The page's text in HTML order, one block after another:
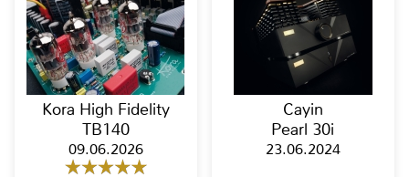
Kora High Fidelity
TB140
09.06.2026
Cayin
Pearl 30i
23.06.2024